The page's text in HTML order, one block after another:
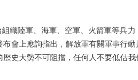
陸軍、海軍、空軍、火箭軍等兵力
會上應詢指出，解放軍有關軍事行
史大勢不可阻擋，任何人不要低估